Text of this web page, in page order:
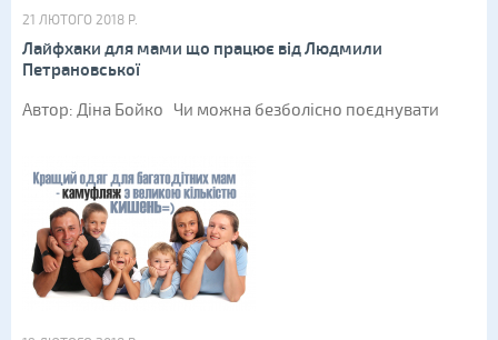
21 ЛЮТОГО 2018 Р.
Лайфхаки для мами що працює від Людмили
Петрановської
Автор: Діна Бойко Чи можна безболісно поєднувати